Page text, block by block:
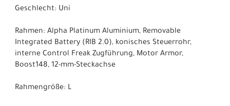
Geschlecht: Uni
Rahmen: Alpha Platinum Aluminium, Removable
Integrated Battery (RIB 2.0), konisches Steuerrohr,
interne Control Freak Zugführung, Motor Armor,
Boost148, 12-mm-Steckachse
Rahmengröße: L